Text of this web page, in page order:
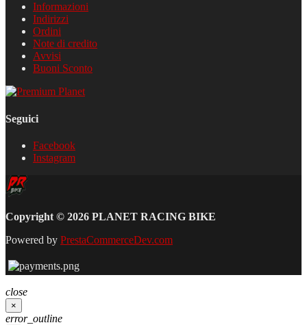
Informazioni
Indirizzi
Ordini
Note di credito
Avvisi
Buoni Sconto
Seguici
Facebook
Instagram
Copyright © 2026 PLANET RACING BIKE
Powered by PrestaCommerceDev.com
close
×
error_outline